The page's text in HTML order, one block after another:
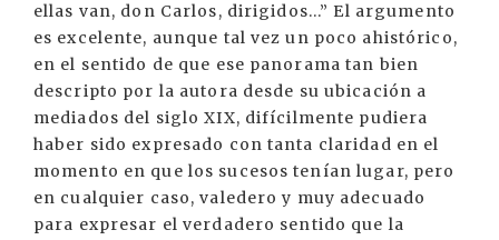
ellas van, don Carlos, dirigidos...” El argumento
es excelente, aunque tal vez un poco ahistórico,
en el sentido de que ese panorama tan bien
descripto por la autora desde su ubicación a
mediados del siglo XIX, difícilmente pudiera
haber sido expresado con tanta claridad en el
momento en que los sucesos tenían lugar, pero
en cualquier caso, valedero y muy adecuado
para expresar el verdadero sentido que la